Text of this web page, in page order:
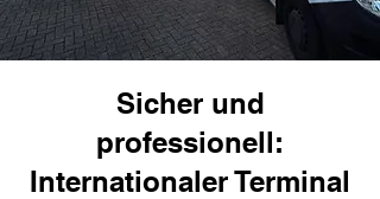
Sicher und
professionell:
Internationaler Terminal